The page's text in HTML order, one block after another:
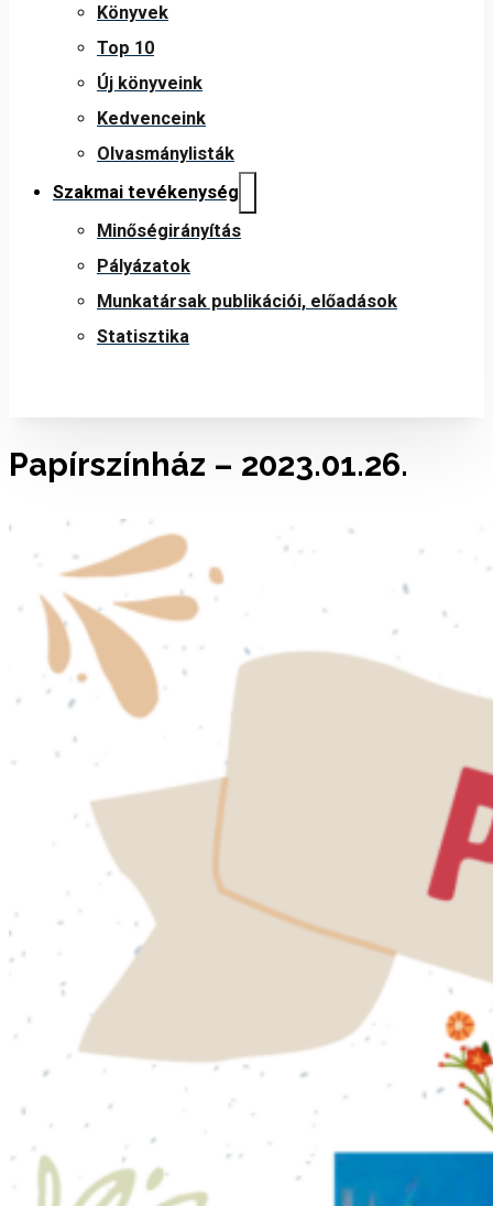
Könyvek
Top 10
Új könyveink
Kedvenceink
Olvasmánylisták
Szakmai tevékenység
Minőségirányítás
Pályázatok
Munkatársak publikációi, előadások
Statisztika
Papírszínház – 2023.01.26.